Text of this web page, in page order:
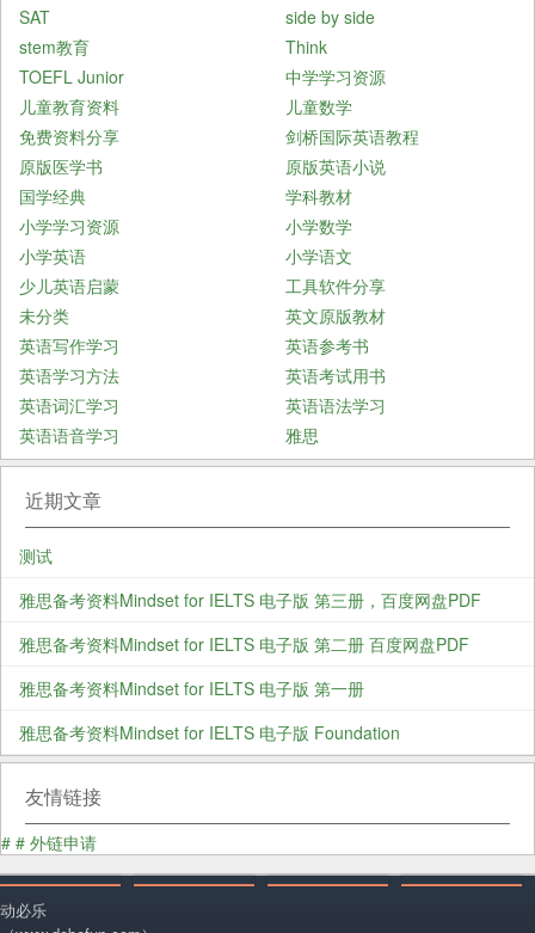
SAT
side by side
stem教育
Think
TOEFL Junior
中学学习资源
儿童教育资料
儿童数学
免费资料分享
剑桥国际英语教程
原版医学书
原版英语小说
国学经典
学科教材
小学学习资源
小学数学
小学英语
小学语文
少儿英语启蒙
工具软件分享
未分类
英文原版教材
英语写作学习
英语参考书
英语学习方法
英语考试用书
英语词汇学习
英语语法学习
英语语音学习
雅思
近期文章
测试
雅思备考资料Mindset for IELTS 电子版 第三册，百度网盘PDF
雅思备考资料Mindset for IELTS 电子版 第二册 百度网盘PDF
雅思备考资料Mindset for IELTS 电子版 第一册
雅思备考资料Mindset for IELTS 电子版 Foundation
友情链接
# # 外链申请
动必乐